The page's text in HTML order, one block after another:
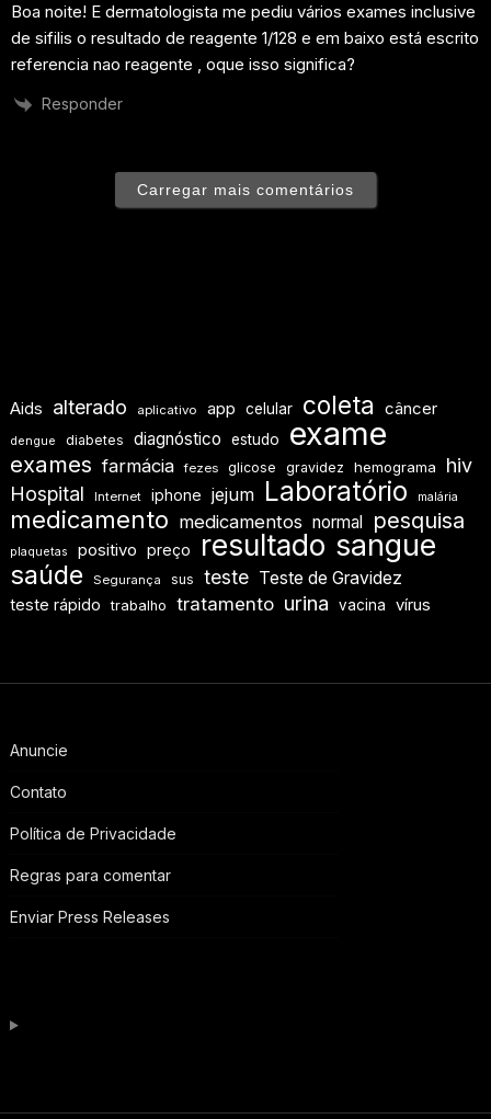
Boa noite! E dermatologista me pediu vários exames inclusive
de sifilis o resultado de reagente 1/128 e em baixo está escrito
referencia nao reagente , oque isso significa?
Responder
Carregar mais comentários
Aids alterado aplicativo app celular coleta câncer
dengue diabetes diagnóstico estudo exame
exames farmácia fezes glicose gravidez hemograma
hiv
Hospital
Internet iphone jejum Laboratório malária
medicamento medicamentos normal pesquisa
plaquetas positivo preço resultado sangue
saúde Segurança sus teste Teste de Gravidez
teste rápido trabalho tratamento urina vacina vírus
Anuncie
Contato
Política de Privacidade
Regras para comentar
Enviar Press Releases